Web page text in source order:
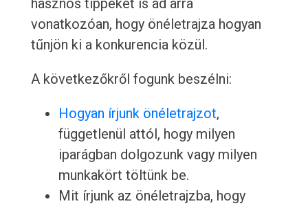
hasznos tippeket is ad arra
vonatkozóan, hogy önéletrajza hogyan
tűnjön ki a konkurencia közül.
A következőkről fogunk beszélni:
Hogyan írjunk önéletrajzot,
függetlenül attól, hogy milyen
iparágban dolgozunk vagy milyen
munkakört töltünk be.
Mit írjunk az önéletrajzba, hogy